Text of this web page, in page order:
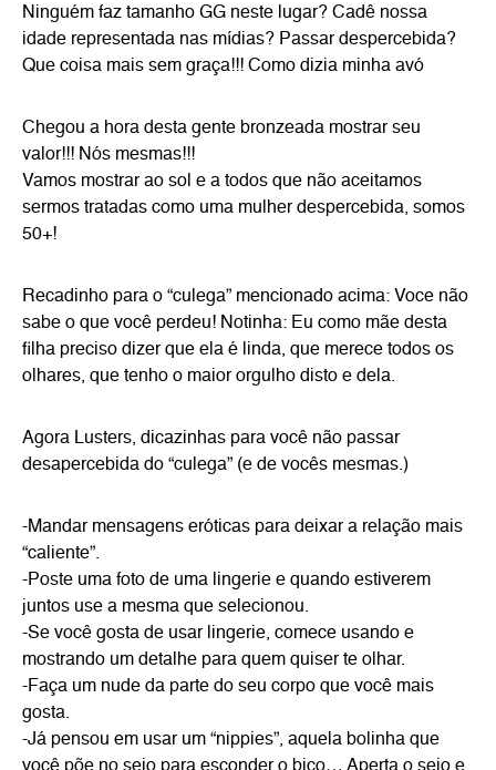
Ninguém faz tamanho GG neste lugar? Cadê nossa
idade representada nas mídias? Passar despercebida?
Que coisa mais sem graça!!! Como dizia minha avó
Chegou a hora desta gente bronzeada mostrar seu
valor!!! Nós mesmas!!!
Vamos mostrar ao sol e a todos que não aceitamos
sermos tratadas como uma mulher despercebida, somos
50+!
Recadinho para o “culega” mencionado acima: Voce não
sabe o que você perdeu! Notinha: Eu como mãe desta
filha preciso dizer que ela é linda, que merece todos os
olhares, que tenho o maior orgulho disto e dela.
Agora Lusters, dicazinhas para você não passar
desapercebida do “culega” (e de vocês mesmas.)
-Mandar mensagens eróticas para deixar a relação mais
“caliente”.
-Poste uma foto de uma lingerie e quando estiverem
juntos use a mesma que selecionou.
-Se você gosta de usar lingerie, comece usando e
mostrando um detalhe para quem quiser te olhar.
-Faça um nude da parte do seu corpo que você mais
gosta.
-Já pensou em usar um “nippies”, aquela bolinha que